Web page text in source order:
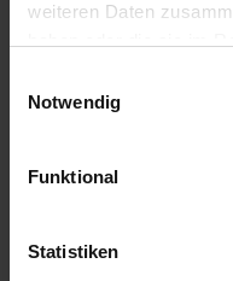
weiteren Daten
Notwendig
Funktional
Statistiken